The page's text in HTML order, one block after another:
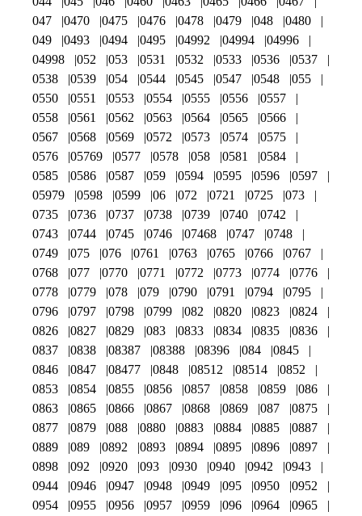
047
0470 0475 0476 0478 0479 048
0480
049
0493 0494 0495 04992 04994
04996
04998
052 053 0531 0532 0533 0536
0537
0538
0539 054 0544 0545 0547 0548
055
0550
0551 0553 0554 0555 0556
0557
0558
0561 0562 0563 0564 0565
0566
0567
0568 0569 0572 0573 0574
0575
0576
05769 0577 0578 058 0581
0584
0585
0586 0587 059 0594 0595 0596
0597
05979
0598 0599 06 072 0721 0725
073
0735
0736 0737 0738 0739 0740
0742
0743
0744 0745 0746 07468 0747
0748
0749
075 076 0761 0763 0765 0766
0767
0768
077 0770 0771 0772 0773 0774
0776
0778
0779 078 079 0790 0791 0794
0795
0796
0797 0798 0799 082 0820 0823
0824
0826
0827 0829 083 0833 0834 0835
0836
0837
0838 08387 08388 08396 084
0845
0846
0847 08477 0848 08512 08514
0852
0853
0854 0855 0856 0857 0858 0859
086
0863
0865 0866 0867 0868 0869 087
0875
0877
0879 088 0880 0883 0884 0885
0887
0889
089 0892 0893 0894 0895 0896
0897
0898
092 0920 093 0930 0940 0942
0943
0944
0946 0947 0948 0949 095 0950
0952
0954
0955 0956 0957 0959 096 0964
0965